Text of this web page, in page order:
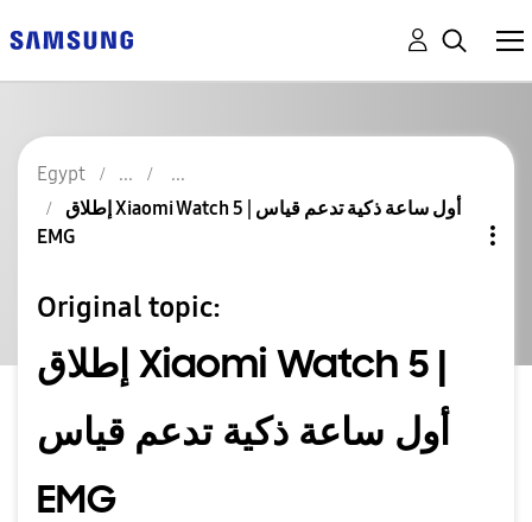
Egypt
إطلاق Xiaomi Watch 5 | أول ساعة ذكية تدعم قياس
EMG
Original topic:
إطلاق Xiaomi Watch 5 |
أول ساعة ذكية تدعم قياس
EMG